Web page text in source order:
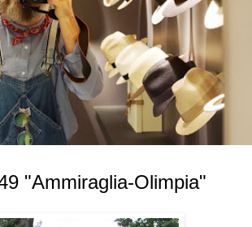
"Ammiraglia-Olimpia"